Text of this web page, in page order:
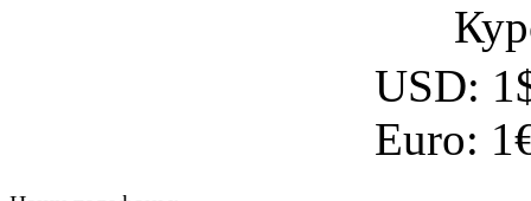
USD:
Euro: